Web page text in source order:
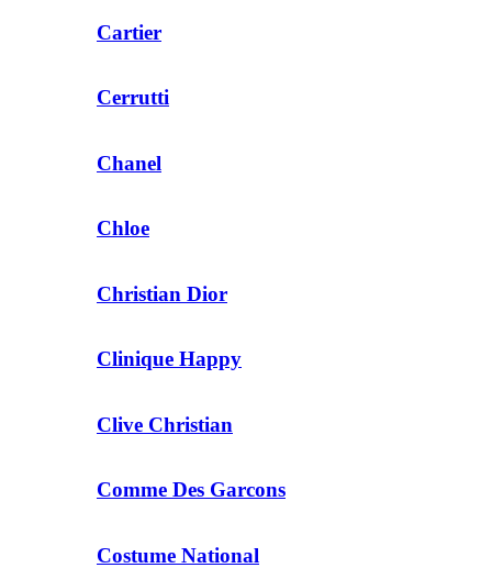
Cartier
Cerrutti
Chanel
Chloe
Christian Dior
Clinique Happy
Clive Christian
Comme Des Garcons
Costume National